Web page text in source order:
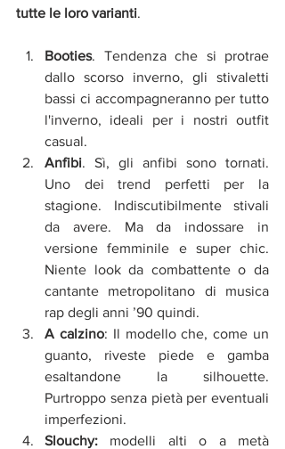
tutte le loro varianti.
Booties. Tendenza che si protrae
dallo scorso inverno, gli stivaletti
bassi ci accompagneranno per tutto
l'inverno, ideali per i nostri outfit
casual.
Anfibi. Sì, gli anfibi sono tornati.
Uno dei trend perfetti per la
stagione. Indiscutibilmente stivali
da avere. Ma da indossare in
versione femminile e super chic.
Niente look da combattente o da
cantante metropolitano di musica
rap degli anni ’90 quindi.
A calzino: Il modello che, come un
guanto, riveste piede e gamba
esaltandone la silhouette.
Purtroppo senza pietà per eventuali
imperfezioni.
Slouchy: modelli alti o a metà